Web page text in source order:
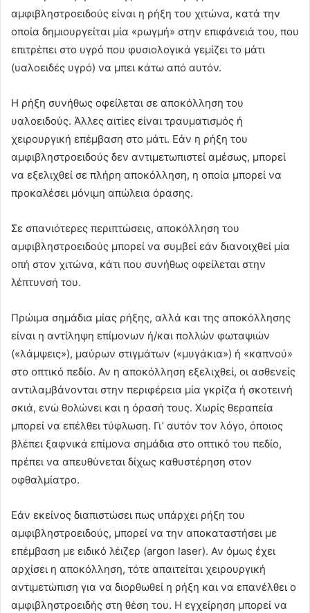
αμφιβληστροειδούς είναι η ρήξη του χιτώνα, κατά την
οποία δημιουργείται μία «ρωγμή» στην επιφάνειά του, που
επιτρέπει στο υγρό που φυσιολογικά γεμίζει το μάτι
(υαλοειδές υγρό) να μπει κάτω από αυτόν.
Η ρήξη συνήθως οφείλεται σε αποκόλληση του
υαλοειδούς. Άλλες αιτίες είναι τραυματισμός ή
χειρουργική επέμβαση στο μάτι. Εάν η ρήξη του
αμφιβληστροειδούς δεν αντιμετωπιστεί αμέσως, μπορεί
να εξελιχθεί σε πλήρη αποκόλληση, η οποία μπορεί να
προκαλέσει μόνιμη απώλεια όρασης.
Σε σπανιότερες περιπτώσεις, αποκόλληση του
αμφιβληστροειδούς μπορεί να συμβεί εάν διανοιχθεί μία
οπή στον χιτώνα, κάτι που συνήθως οφείλεται στην
λέπτυνσή του.
Πρώιμα σημάδια μίας ρήξης, αλλά και της αποκόλλησης
είναι η αντίληψη επίμονων ή/και πολλών φωταψιών
(«λάμψεις»), μαύρων στιγμάτων («μυγάκια») ή «καπνού»
στο οπτικό πεδίο. Αν η αποκόλληση εξελιχθεί, οι ασθενείς
αντιλαμβάνονται στην περιφέρεια μία γκρίζα ή σκοτεινή
σκιά, ενώ θολώνει και η όρασή τους. Χωρίς θεραπεία
μπορεί να επέλθει τύφλωση. Γι’ αυτόν τον λόγο, όποιος
βλέπει ξαφνικά επίμονα σημάδια στο οπτικό του πεδίο,
πρέπει να απευθύνεται δίχως καθυστέρηση στον
οφθαλμίατρο.
Εάν εκείνος διαπιστώσει πως υπάρχει ρήξη του
αμφιβληστροειδούς, μπορεί να την αποκαταστήσει με
επέμβαση με ειδικό λέιζερ (argon laser). Αν όμως έχει
αρχίσει η αποκόλληση, τότε απαιτείται χειρουργική
αντιμετώπιση για να διορθωθεί η ρήξη και να επανέλθει ο
αμφιβληστροειδής στη θέση του. Η εγχείρηση μπορεί να